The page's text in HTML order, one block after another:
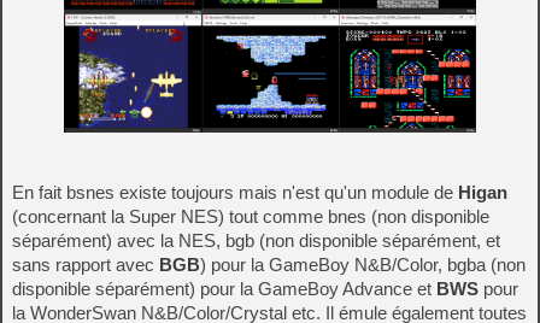
En fait bsnes existe toujours mais n'est qu'un module de Higan
(concernant la Super NES) tout comme bnes (non disponible
séparément) avec la NES, bgb (non disponible séparément, et
sans rapport avec BGB) pour la GameBoy N&B/Color, bgba (non
disponible séparément) pour la GameBoy Advance et BWS pour
la WonderSwan N&B/Color/Crystal etc. Il émule également toutes